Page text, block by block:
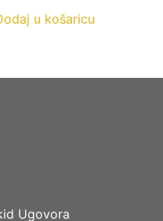
u košaricu
Ugovora